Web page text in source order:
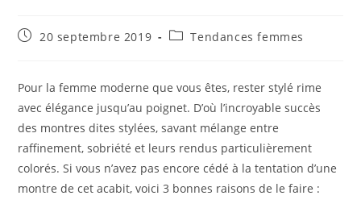
Publication
20 septembre 2019
PostTendances femmes
Pour la femme moderne que vous êtes, rester stylé rime
avec élégance jusqu’au poignet. D’où l’incroyable succès
des montres dites stylées, savant mélange entre
raffinement, sobriété et leurs rendus particulièrement
colorés. Si vous n’avez pas encore cédé à la tentation d’une
montre de cet acabit, voici 3 bonnes raisons de le faire :